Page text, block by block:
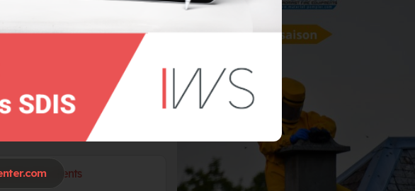
des clients